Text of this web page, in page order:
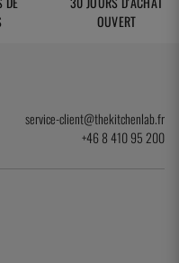
OUVERT
service-client@thekitchenlab.fr
+46 8 410 95 200